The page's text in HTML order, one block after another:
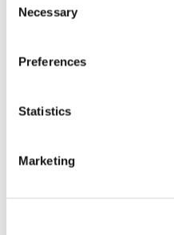
Selection
Necessary
Preferences
Statistics
Marketing